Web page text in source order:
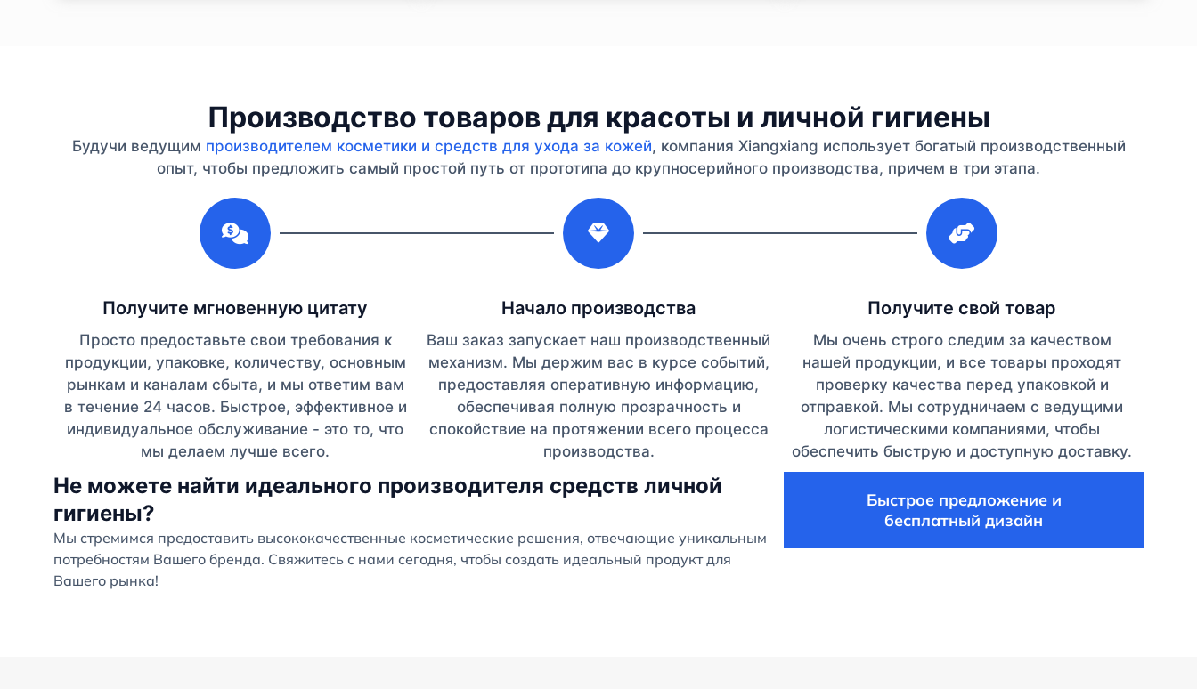
Производство товаров для красоты и личной гигиены
Будучи ведущим производителем косметики и средств для ухода за кожей, компания Xiangxiang использует богатый производственный
опыт, чтобы предложить самый простой путь от прототипа до крупносерийного производства, причем в три этапа.
Получите мгновенную цитату
Просто предоставьте свои требования к
продукции, упаковке, количеству, основным
рынкам и каналам сбыта, и мы ответим вам
в течение 24 часов. Быстрое, эффективное и
индивидуальное обслуживание - это то, что
мы делаем лучше всего.
Начало производства
Ваш заказ запускает наш производственный
механизм. Мы держим вас в курсе событий,
предоставляя оперативную информацию,
обеспечивая полную прозрачность и
спокойствие на протяжении всего процесса
производства.
Получите свой товар
Мы очень строго следим за качеством
нашей продукции, и все товары проходят
проверку качества перед упаковкой и
отправкой. Мы сотрудничаем с ведущими
логистическими компаниями, чтобы
обеспечить быструю и доступную доставку.
Не можете найти идеального производителя средств личной
гигиены?
Мы стремимся предоставить высококачественные косметические решения, отвечающие уникальным
потребностям Вашего бренда. Свяжитесь с нами сегодня, чтобы создать идеальный продукт для
Вашего рынка!
Быстрое предложение и
бесплатный дизайн